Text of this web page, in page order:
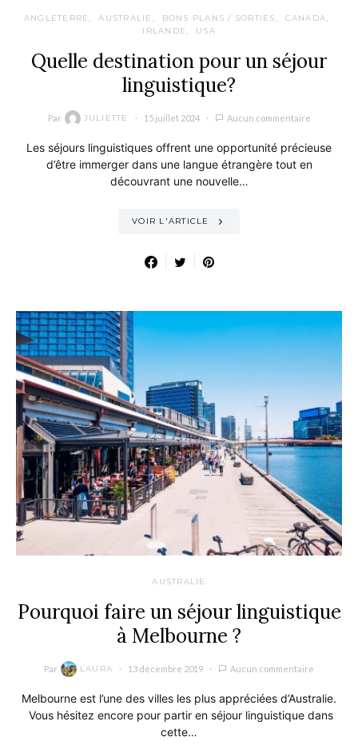
ANGLETERRE AUSTRALIE BONS PLANS / SORTIES
CANADA
IRLANDE
USA
Quelle destination pour un séjour
linguistique?
Par JULIETTE 15 juillet 2024 Aucun commentaire
Les séjours linguistiques offrent une opportunité précieuse
d’être immerger dans une langue étrangère tout en
découvrant une nouvelle…
VOIR L'ARTICLE
AUSTRALIE
Pourquoi faire un séjour linguistique
à Melbourne ?
Par LAURA 13 décembre 2019 Aucun commentaire
Melbourne est l’une des villes les plus appréciées d’Australie.
Vous hésitez encore pour partir en séjour linguistique dans
cette…